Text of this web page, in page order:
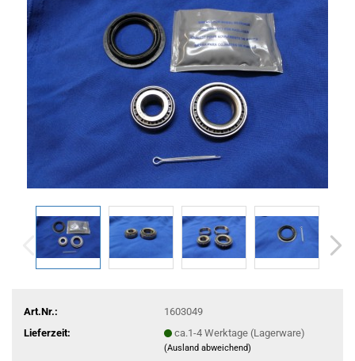
Art.Nr.:
1603049
Lieferzeit:
ca.1-4 Werktage (Lagerware)
(Ausland abweichend)